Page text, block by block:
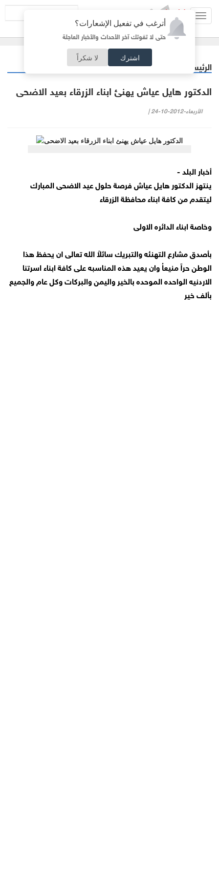
أترغب في تفعيل الإشعارات؟
حتى لا تفوتك آخر الأحداث والأخبار العاجلة
اشترك لا شكراً
الرئيسية خبر وصورة
الدكتور هايل عياش يهنئ ابناء الزرقاء بعيد الاضحى
الأربعاء-2012-10-24 |
أخبار البلد -
ينتهز الدكتور هايل عياش فرصة حلول عيد الاضحى المبارك
ليتقدم من كافة ابناء محافظة الزرقاء
وخاصة ابناء الدائره الاولى
بأصدق مشارع التهنئه والتبريك سائلاً الله تعالى ان يحفظ هذا
الوطن حراً منيعاُ وان يعيد هذه المناسبه على كافة ابناء اسرتنا
الاردنيه الواحده الموحده بالخير واليمن والبركات وكل عام والجميع
بألف خير